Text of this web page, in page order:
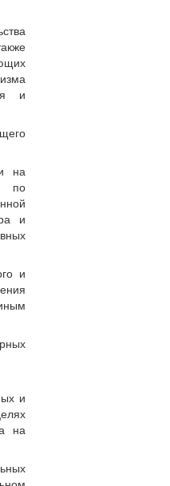
и
на
по
и
и
и
на